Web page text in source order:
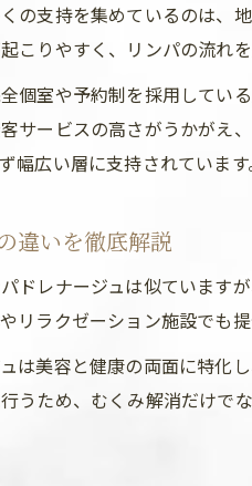
前橋
安心
メン
前橋
リン
の支持を集めているのは、
こりやすく、リンパの流れ
個室や予約制を採用してい
サービスの高さがうかがえ
幅広い層に支持されています
違いを徹底解説
ドレナージュは似ています
リラクゼーション施設でも提
は美容と健康の両面に特化
うため、むくみ解消だけで